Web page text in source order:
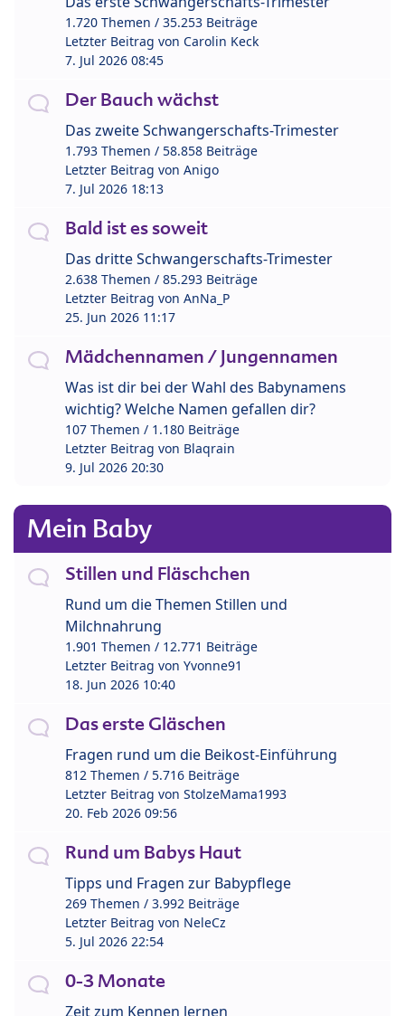
1.720 Themen / 35.253 Beiträge
Letzter Beitrag von Carolin Keck
7. Jul 2026 08:45
Der Bauch wächst
Das zweite Schwangerschafts-Trimester
1.793 Themen / 58.858 Beiträge
Letzter Beitrag von Anigo
7. Jul 2026 18:13
Bald ist es soweit
Das dritte Schwangerschafts-Trimester
2.638 Themen / 85.293 Beiträge
Letzter Beitrag von AnNa_P
25. Jun 2026 11:17
Mädchennamen / Jungennamen
Was ist dir bei der Wahl des Babynamens
wichtig? Welche Namen gefallen dir?
107 Themen / 1.180 Beiträge
Letzter Beitrag von Blaqrain
9. Jul 2026 20:30
Mein Baby
Stillen und Fläschchen
Rund um die Themen Stillen und
Milchnahrung
1.901 Themen / 12.771 Beiträge
Letzter Beitrag von Yvonne91
18. Jun 2026 10:40
Das erste Gläschen
Fragen rund um die Beikost-Einführung
812 Themen / 5.716 Beiträge
Letzter Beitrag von StolzeMama1993
20. Feb 2026 09:56
Rund um Babys Haut
Tipps und Fragen zur Babypflege
269 Themen / 3.992 Beiträge
Letzter Beitrag von NeleCz
5. Jul 2026 22:54
0-3 Monate
Zeit zum Kennen lernen